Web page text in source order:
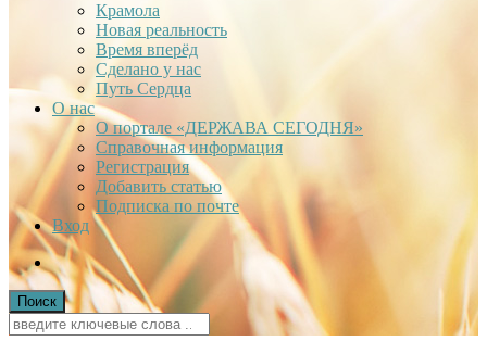
Крамола
Новая реальность
Время вперёд
Сделано у нас
Путь Сердца
О нас
О портале «ДЕРЖАВА СЕГОДНЯ»
Справочная информация
Регистрация
Добавить статью
Подписка по почте
Вход